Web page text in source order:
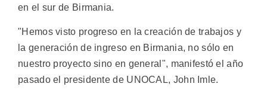
en el sur de Birmania.
"Hemos visto progreso en la creación de trabajos y
la generación de ingreso en Birmania, no sólo en
nuestro proyecto sino en general", manifestó el año
pasado el presidente de UNOCAL, John Imle.